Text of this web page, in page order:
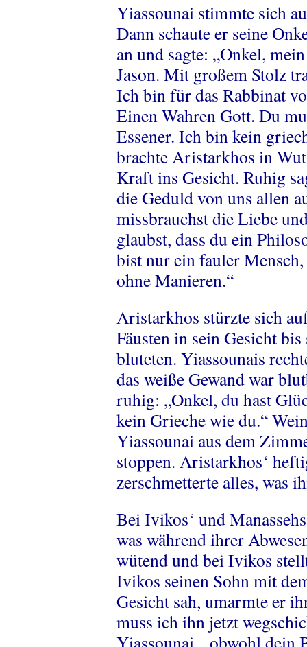
Yiassounai stimmte sich
Dann schaute er seine
an und sagte: „Onkel,
Jason. Mit großem Stolz
Ich bin für das Rabbinat
Einen Wahren Gott. Du
Essener. Ich bin kein
brachte Aristarkhos in
Kraft ins Gesicht. Ruhig
die Geduld von uns allen
missbrauchst die Liebe
glaubst, dass du ein
bist nur ein fauler
ohne Manieren.“
Aristarkhos stürzte sich
Fäusten in sein Gesicht
bluteten. Yiassounais
das weiße Gewand war
ruhig: „Onkel, du hast
kein Grieche wie du.“
Yiassounai aus dem
stoppen. Aristarkhos‘
zerschmetterte alles, was
Bei Ivikos‘ und
was während ihrer
wütend und bei Ivikos
Ivikos seinen Sohn mit
Gesicht sah, umarmte er
muss ich ihn jetzt
Yiassounai, „obwohl dein